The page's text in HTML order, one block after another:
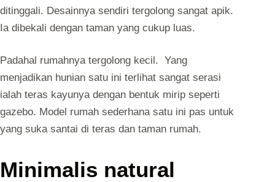
ditinggali. Desainnya sendiri tergolong sangat apik.
Ia dibekali dengan taman yang cukup luas.
Padahal rumahnya tergolong kecil. Yang
menjadikan hunian satu ini terlihat sangat serasi
ialah teras kayunya dengan bentuk mirip seperti
gazebo. Model rumah sederhana satu ini pas untuk
yang suka santai di teras dan taman rumah.
Minimalis natural